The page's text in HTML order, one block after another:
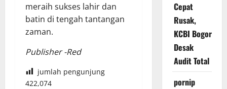
meraih sukses lahir dan
batin di tengah tantangan
zaman.
Publisher -Red
jumlah pengunjung
422,074
Cepat
Rusak,
KCBI Bogor
Desak
Audit Total
pornip